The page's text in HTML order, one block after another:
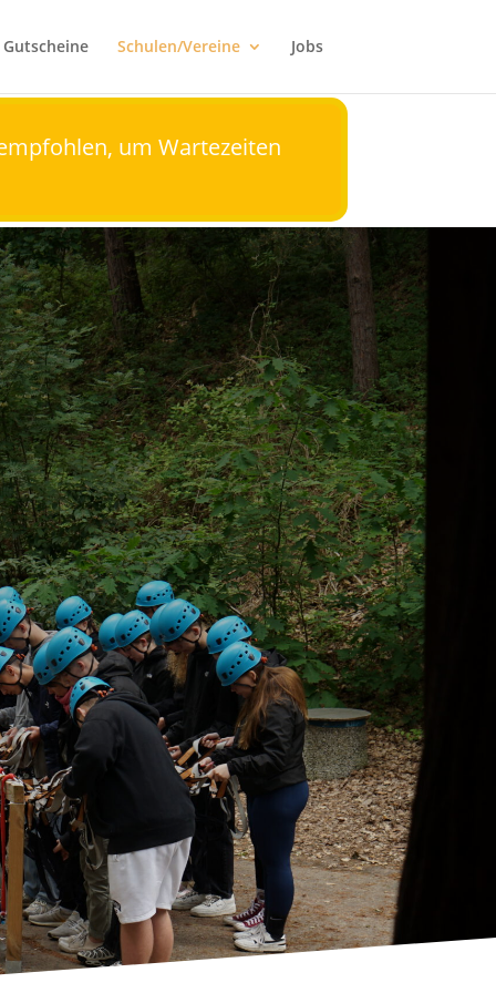
Gutscheine Schulen/Vereine Jobs
um Wartezeiten